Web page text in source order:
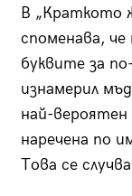
В „Краткото
споменава,
буквите за
изнамерил
най-вероятен
наречена по
Това се